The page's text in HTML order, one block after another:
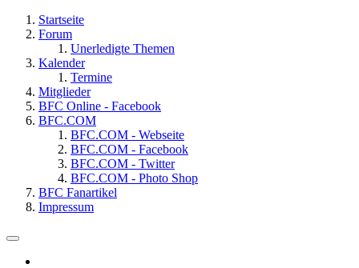
Startseite
Forum
Unerledigte Themen
Kalender
Termine
Mitglieder
BFC Online - Facebook
BFC.COM
BFC.COM - Webseite
BFC.COM - Facebook
BFC.COM - Twitter
BFC.COM - Photo Shop
BFC Fanartikel
Impressum